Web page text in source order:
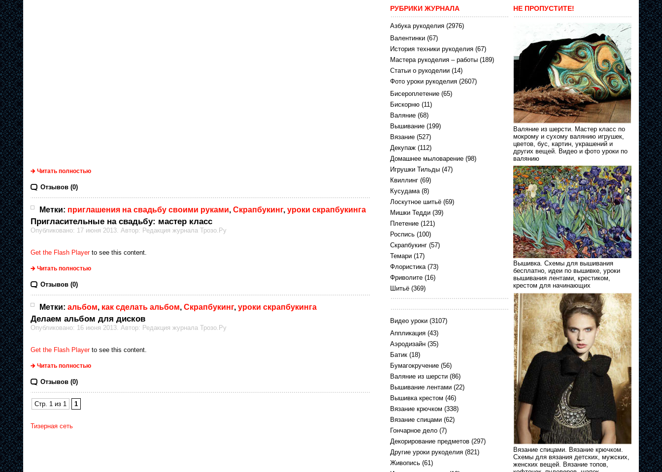
Читать полностью
Отзывов (0)
Метки: приглашения на свадьбу своими руками, Скрапбукинг, уроки скрапбукинга
Пригласительные на свадьбу: мастер класс
Опубликовано: 17 июня 2013. Автор: Редакция журнала Трозо.Ру
Get the Flash Playerto see this content.
Читать полностью
Отзывов (0)
Метки: альбом, как сделать альбом, Скрапбукинг, уроки скрапбукинга
Делаем альбом для дисков
Опубликовано: 16 июня 2013. Автор: Редакция журнала Трозо.Ру
Get the Flash Playerto see this content.
Читать полностью
Отзывов (0)
Стр. 1 из 1 1
Тизерная сеть
РУБРИКИ ЖУРНАЛА
Азбука рукоделия (2976)
Валентинки (67)
История техники рукоделия (67)
Мастера рукоделия – работы (189)
Статьи о рукоделии (14)
Фото уроки рукоделия (2607)
Бисероплетение (65)
Бискорню (11)
Валяние (68)
Вышивание (199)
Вязание (527)
Декупаж (112)
Домашнее мыловарение (98)
Игрушки Тильды (47)
Квиллинг (69)
Кусудама(8)
Лоскутное шитьё (69)
Мишки Тедди (39)
Плетение (121)
Роспись (100)
Скрапбукинг (57)
Темари (17)
Флористика(73)
Фриволите (16)
Шитьё (369)
Видео уроки (3107)
Аппликация (43)
Аэродизайн (35)
Батик (18)
Бумагокручение (56)
Валяние из шерсти (86)
Вышивание лентами (22)
Вышивка крестом (46)
Вязание крючком (338)
Вязание спицами (62)
Гончарное дело (7)
Декорирование предметов (297)
Другие уроки рукоделия (821)
Живопись (61)
НЕ ПРОПУСТИТЕ!
Валяние из шерсти. Мастер класс по
мокрому и сухому валянию игрушек,
цветов, бус, картин, украшений и
других вещей. Видео и фото уроки по
валянию
Вышивка. Схемы для вышивания
бесплатно, идеи по вышивке, уроки
вышивания лентами, крестиком,
крестом для начинающих
Вязание спицами. Вязание крючком.
Схемы для вязания детских, мужских,
женских вещей. Вязание топов,